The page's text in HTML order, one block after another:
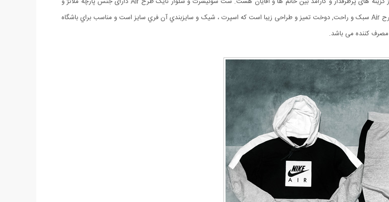
رنگ آن خاکستری می باشد که مدل سویشرت آستین بلند و دارای کلاه است. مزايای طرح Air سبک و راحت, دوخت تميز و طراحی زیبا است که اسپرت ، شیک و سايزبندي آن فري سايز است و مناسب براي باشگاه
کننده می باشد.